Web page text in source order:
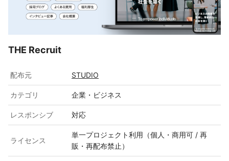
THE Recruit
配布元 STUDIO
カテゴリ 企業・ビジネス
レスポンシブ 対応
ライセンス
単一プロジェクト利用（個人・商用可 / 再
販・再配布禁止）